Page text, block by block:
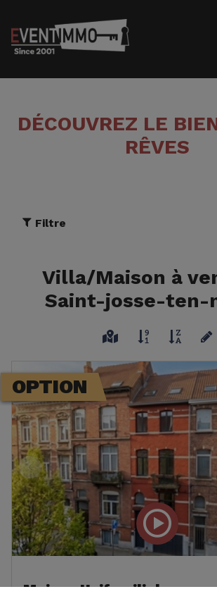
DÉCOUVREZ LE
RÊVES
Filtre
Villa/Maison à
Saint-josse-ten-
OPTION
Maison Unifamiliale